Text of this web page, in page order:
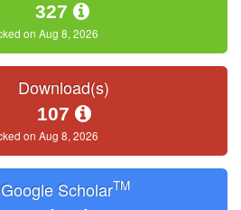
327
on Aug 8, 2026
Download(s)
107
on Aug 8, 2026
Google ScholarTM